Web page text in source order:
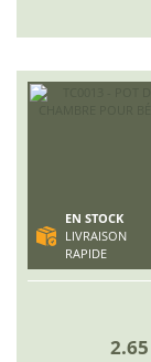
EN STOCK
LIVRAISON
RAPIDE